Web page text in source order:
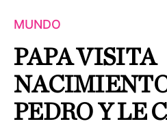
MUNDO
PAPA VISITA
PEDRO Y LE